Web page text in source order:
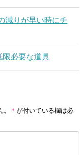
減りが早い時にチ
限必要な道具
* が付いている欄は必